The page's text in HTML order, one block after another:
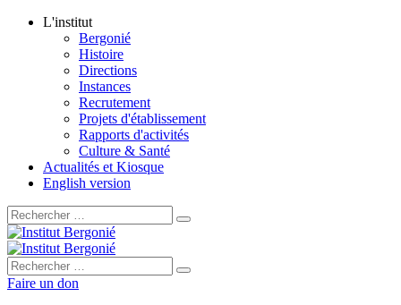
L'institut
Bergonié
Histoire
Directions
Instances
Recrutement
Projets d'établissement
Rapports d'activités
Culture & Santé
Actualités et Kiosque
English version
Rechercher :
Rechercher :
Faire un don